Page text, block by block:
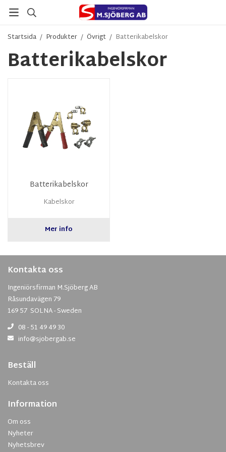
Startsida / Produkter / Övrigt / Batterikabelskor
Batterikabelskor
Batterikabelskor
Kabelskor
Mer info
Kontakta oss
Ingeniörsfirman M.Sjöberg AB
Råsundavägen 79
169 57 SOLNA - Sweden
08 - 51 49 49 30
info@sjobergab.se
Beställ
Kontakta oss
Information
Om oss
Nyheter
Nyhetsbrev